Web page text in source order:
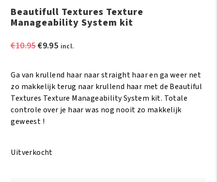
Beautifull Textures Texture
Manageability System kit
€10.95Oorspronkelijke
€10.95.
€9.95Huidige
€9.95.
incl.
Ga van krullend haar naar straight haar en ga weer net
zo makkelijk terug naar krullend haar met de Beautiful
Textures Texture Manageability System kit. Totale
controle over je haar was nog nooit zo makkelijk
geweest !
Uitverkocht